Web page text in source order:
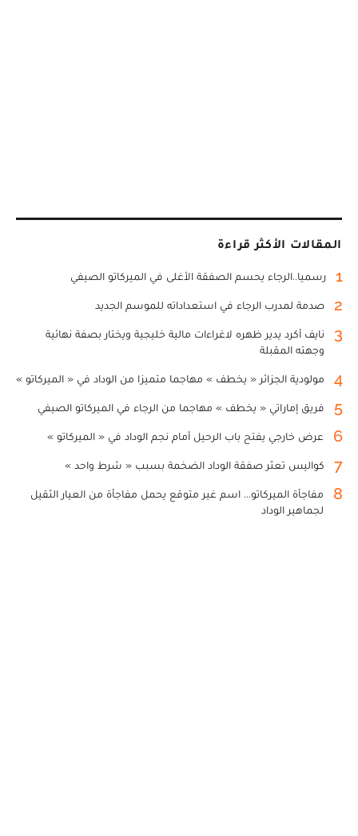
المقالات الأكثر قراءة
1 رسميا..الرجاء يحسم الصفقة الأغلى في الميركاتو الصيفي
2 صدمة لمدرب الرجاء في استعداداته للموسم الجديد
3
نايف أكرد يدير ظهره لاغراءات مالية خليجية ويختار بصفة نهائية
وجهته المقبلة
4 مولودية الجزائر « يخطف » مهاجما متميزا من الوداد في « الميركاتو »
5 فريق إماراتي « يخطف » مهاجما من الرجاء في الميركاتو الصيفي
6 عرض خارجي يفتح باب الرحيل أمام نجم الوداد في « الميركاتو »
7 كواليس تعثر صفقة الوداد الضخمة بسبب « شرط واحد »
8
مفاجأة الميركاتو... اسم غير متوقع يحمل مفاجأة من العيار الثقيل
لجماهير الوداد